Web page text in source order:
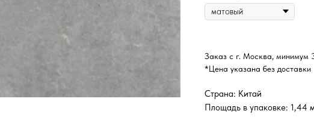
Заказ с г. Москва, минимум
*Цена указана без доставки
Страна: Китай
Площадь в упаковке: 1,44